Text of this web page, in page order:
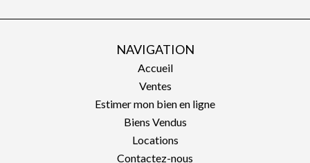
NAVIGATION
Accueil
Ventes
Estimer mon bien en ligne
Biens Vendus
Locations
Contactez-nous